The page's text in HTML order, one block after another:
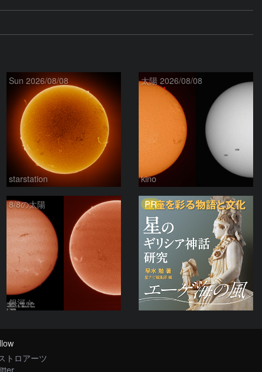
Sun 2026/08/08
starstation
太陽 2026/08/08
kino
8/8の太陽
銀河☆
PR
トロアーツ